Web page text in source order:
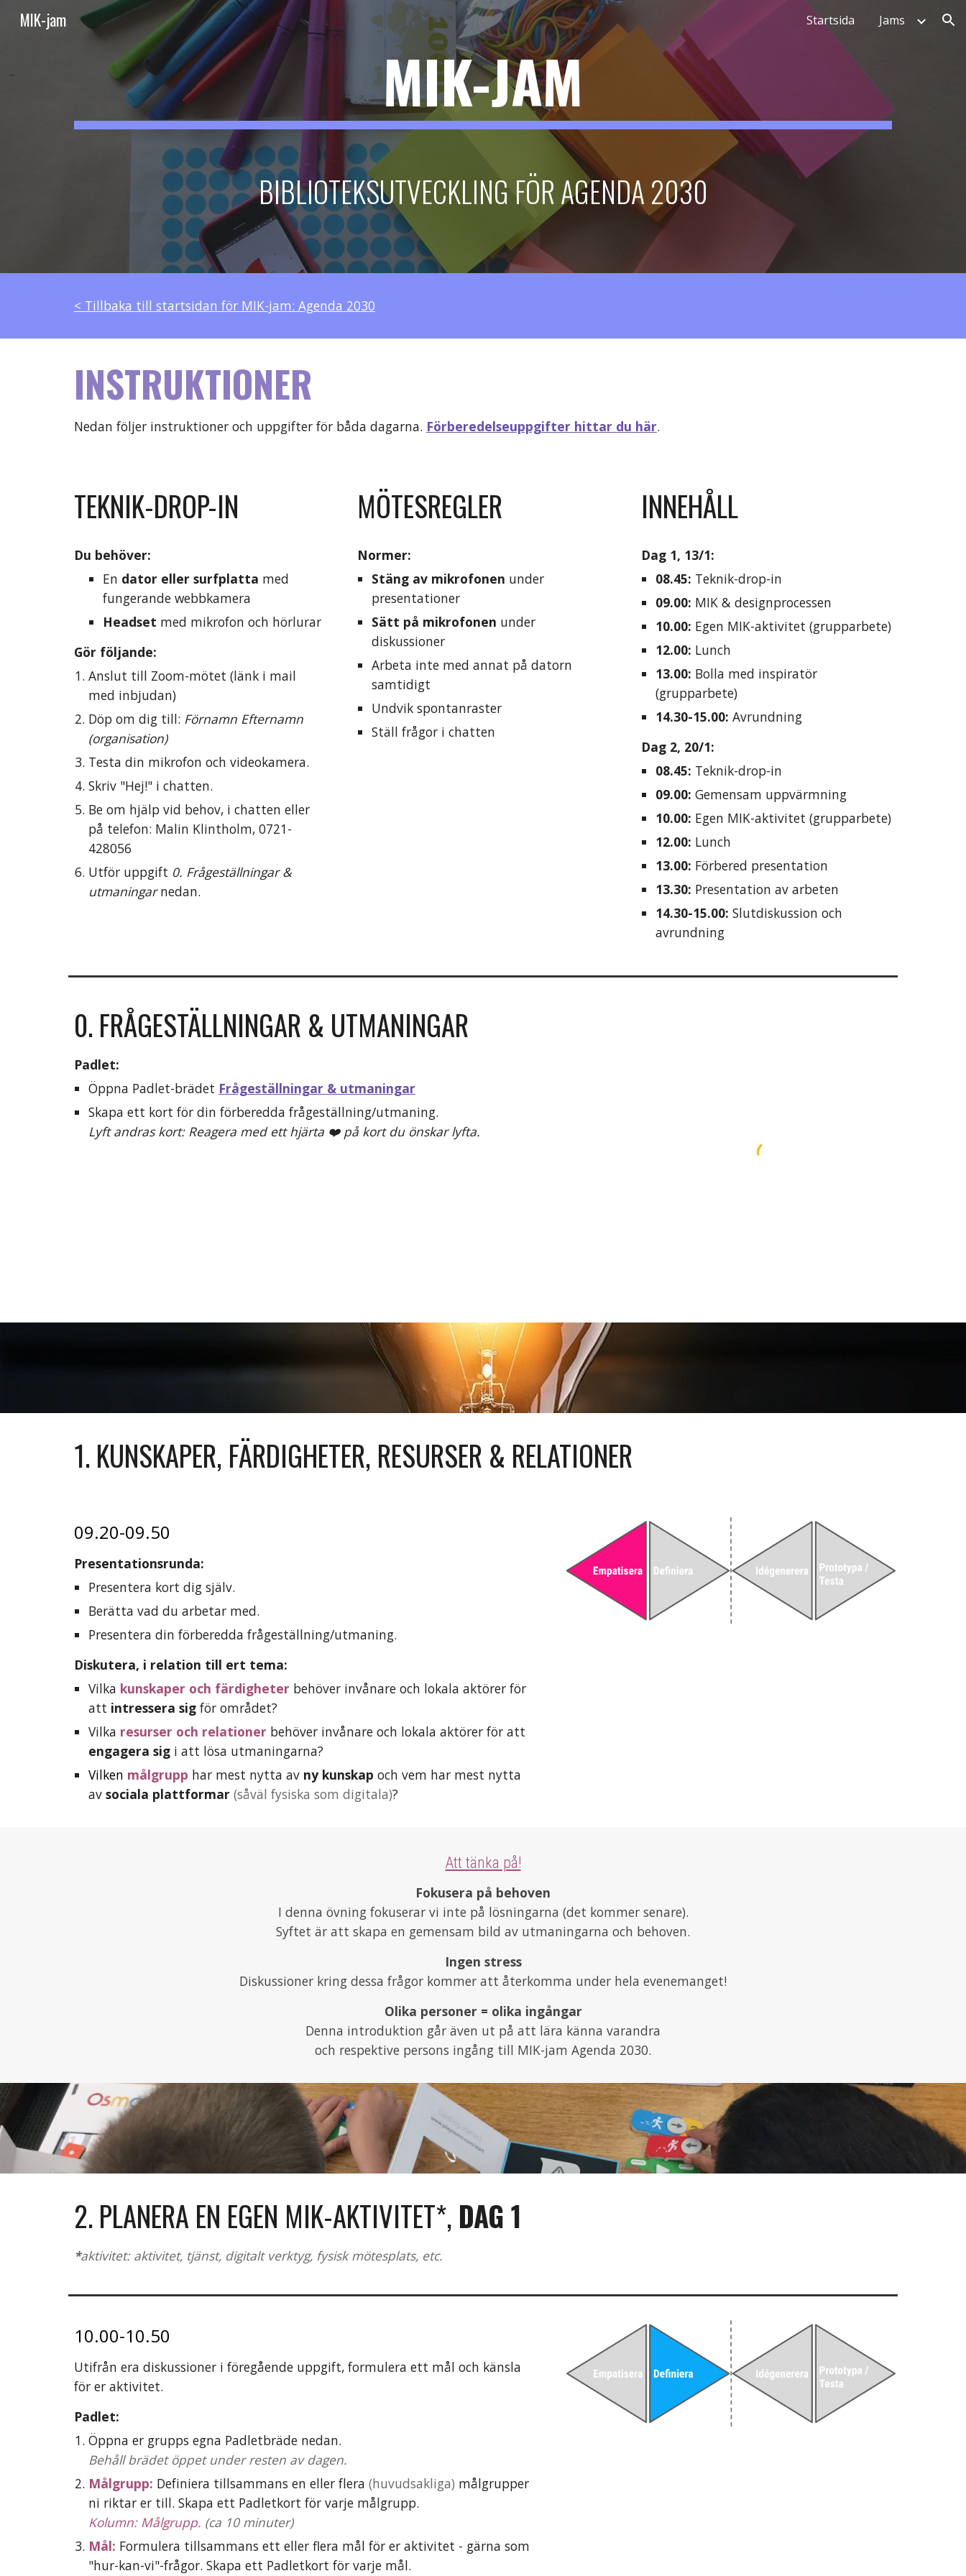
Skip to main content Skip to navigation
MIK-jam Startsida Jams
MIK-JAM
BIBLIOTEKSUTVECKLING FÖR AGENDA 2030
< Tillbaka till startsidan för MIK-jam: Agenda 2030
INSTRUKTIONER
Nedan följer instruktioner och uppgifter för båda dagarna. Förberedelseuppgifter hittar du här.
TEKNIK-DROP-IN
Du behöver:
En dator eller surfplatta med
fungerande webbkamera
Headset med mikrofon och hörlurar
Gör följande:
Anslut till Zoom-mötet (länk i mail
med inbjudan)
Döp om dig till: Förnamn Efternamn
(organisation)
Testa din mikrofon och videokamera.
Skriv "Hej!" i chatten.
Be om hjälp vid behov, i chatten eller
på telefon: Malin Klintholm, 0721-
428056
Utför uppgift 0. Frågeställningar &
utmaningar nedan.
MÖTESREGLER
Normer:
Stäng av mikrofonen under
presentationer
Sätt på mikrofonen under
diskussioner
Arbeta inte med annat på datorn
samtidigt
Undvik spontanraster
Ställ frågor i chatten
INNEHÅLL
Dag 1, 13/1:
08.45: Teknik-drop-in
09.00: MIK & designprocessen
10.00: Egen MIK-aktivitet (grupparbete)
12.00: Lunch
13.00:
(grupparbete)
14.30-15.00: Avrundning
Dag 2, 20/1:
08.45: Teknik-drop-in
09.00: Gemensam uppvärmning
10.00: Egen MIK-aktivitet (grupparbete)
12.00: Lunch
13.00: Förbered presentation
13.30: Presentation av arbeten
14.30-15.00: Slutdiskussion och
avrundning
0. FRÅGESTÄLLNINGAR & UTMANINGAR
Padlet:
Öppna Padlet-brädet Frågeställningar & utmaningar
Skapa ett kort för din förberedda frågeställning/utmaning.
Lyft andras kort: Reagera med ett hjärta ❤️ på kort du önskar lyfta.
1. KUNSKAPER, FÄRDIGHETER, RESURSER & RELATIONER
09.20-09.50
Presentationsrunda:
Presentera kort dig själv.
Berätta vad du arbetar med.
Presentera din förberedda frågeställning/utmaning.
Diskutera, i relation till ert tema:
Vilka kunskaper och färdigheter behöver invånare och lokala aktörer för
att intressera sig för området?
Vilka resurser och relationer
engagera sig i att lösa utmaningarna?
Vilken målgrupp har mest nytta av ny kunskap och vem har mest nytta
av sociala plattformar (såväl fysiska som digitala)?
Att tänka på!
Fokusera på behoven
I denna övning fokuserar vi inte på lösningarna (det kommer senare).
Syftet är att skapa en gemensam bild av utmaningarna och behoven.
Ingen stress
Diskussioner kring dessa frågor kommer att återkomma under hela evenemanget!
Olika personer = olika ingångar
Denna introduktion går även ut på att lära känna varandra
och respektive persons ingång till MIK-jam Agenda 2030.
2. PLANERA EN EGEN MIK-AKTIVITET*, DAG 1
*aktivitet: aktivitet, tjänst, digitalt verktyg, fysisk mötesplats, etc.
10.00-10.50
Utifrån era diskussioner i föregående uppgift, formulera ett mål och känsla
för er aktivitet.
Padlet:
Öppna er grupps egna Padletbräde nedan.
Behåll brädet öppet under resten av dagen.
Målgrupp: Definiera tillsammans en eller flera (huvudsakliga) målgrupper
ni riktar er till. Skapa ett Padletkort för varje målgrupp.
Kolumn: Målgrupp. (ca 10 minuter)
Mål: Formulera tillsammans ett eller flera mål för er aktivitet -
"hur-kan-vi"-frågor. Skapa ett Padletkort för varje mål.